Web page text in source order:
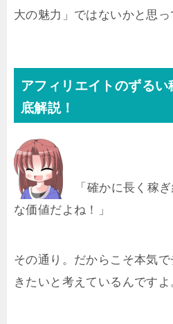
大の魅力」ではないかと思っ
アフィリエイトのずる
底解説！
「確かに長く稼ぎ
な価値だよね！」
その通り。だからこそ本気
きたいと考えているんですよ